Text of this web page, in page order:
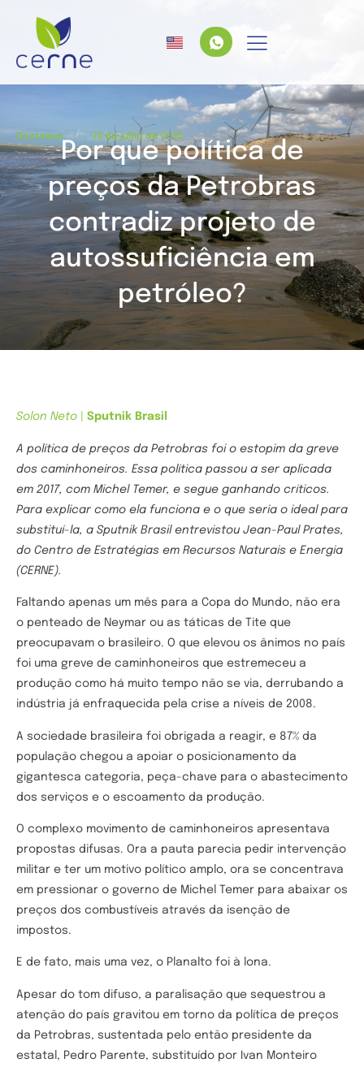
Destaque / 10 de julho de 2018
Por que política de
preços da Petrobras
contradiz projeto de
autossuficiência em
petróleo?
Solon Neto Sputnik Brasil
A política de preços da Petrobras foi o estopim da greve
dos caminhoneiros. Essa política passou a ser aplicada
em 2017, com Michel Temer, e segue ganhando críticos.
Para explicar como ela funciona e o que seria o ideal para
substituí-la, a Sputnik Brasil entrevistou Jean-Paul Prates,
do Centro de Estratégias em Recursos Naturais e Energia
(CERNE).
Faltando apenas um mês para a Copa do Mundo, não era
o penteado de Neymar ou as táticas de Tite que
preocupavam o brasileiro. O que elevou os ânimos no país
foi uma greve de caminhoneiros que estremeceu a
produção como há muito tempo não se via, derrubando a
indústria já enfraquecida pela crise a níveis de 2008.
A sociedade brasileira foi obrigada a reagir, e 87% da
população chegou a apoiar o posicionamento da
gigantesca categoria, peça-chave para o abastecimento
dos serviços e o escoamento da produção.
O complexo movimento de caminhoneiros apresentava
propostas difusas. Ora a pauta parecia pedir intervenção
militar e ter um motivo político amplo, ora se concentrava
em pressionar o governo de Michel Temer para abaixar os
preços dos combustíveis através da isenção de
impostos.
E de fato, mais uma vez, o Planalto foi à lona.
Apesar do tom difuso, a paralisação que sequestrou a
atenção do país gravitou em torno da política de preços
da Petrobras, sustentada pelo então presidente da
estatal, Pedro Parente, substituído por Ivan Monteiro